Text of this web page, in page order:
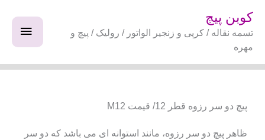
کوبن پیچ
تسمه نقاله / کرپی و زنجیر الواتور / رولیک / پیچ و
مهره
پیچ دو سر رزوه قطر 12/ قیمت M12
ظاهر پیچ دو سر رزوه، مانند استوانه ای می باشد که دو سر